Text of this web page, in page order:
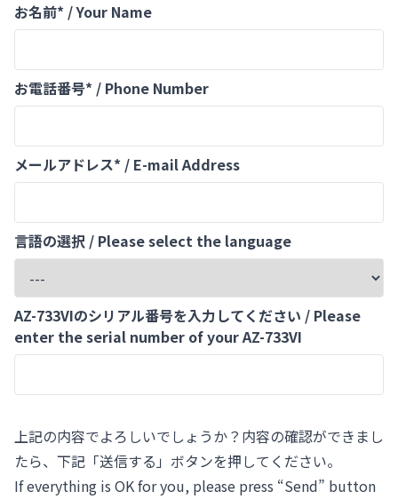
お名前* / Your Name
お電話番号* / Phone Number
メールアドレス* / E-mail Address
言語の選択 / Please select the language
AZ-733VIのシリアル番号を入力してください / Please
enter the serial number of your AZ-733VI
上記の内容でよろしいでしょうか？内容の確認ができまし
たら、下記「送信する」ボタンを押してください。
If everything is OK for you, please press “Send” button